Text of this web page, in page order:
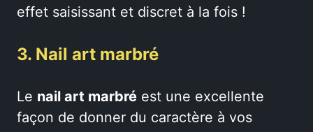
effet saisissant et discret à la fois !
3. Nail art marbré
Le nail art marbré est une excellente
façon de donner du caractère à vos